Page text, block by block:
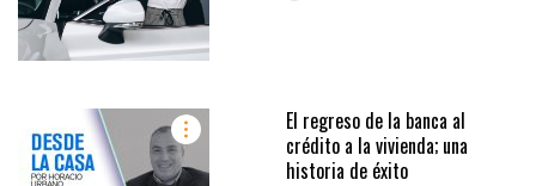
El regreso de la banca al
crédito a la vivienda; una
historia de éxito